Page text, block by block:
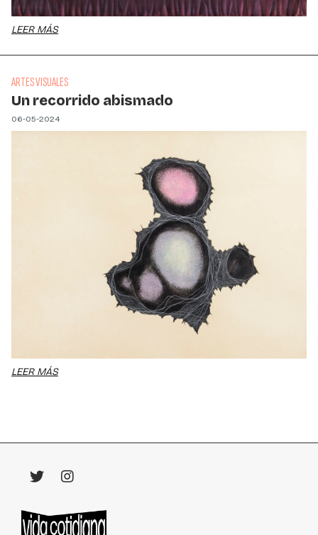
LEER MÁS
ARTES VISUALES
Un recorrido abismado
06-05-2024
LEER MÁS